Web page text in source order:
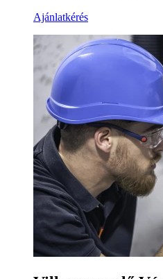
Ajánlatkérés